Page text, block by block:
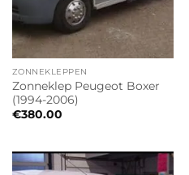
ZONNEKLEPPEN
Zonneklep Peugeot Boxer
(1994-2006)
€380.00